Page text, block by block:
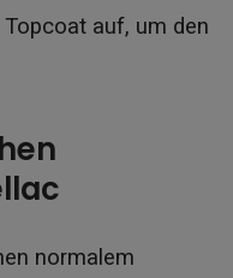
auf, um den
normalem